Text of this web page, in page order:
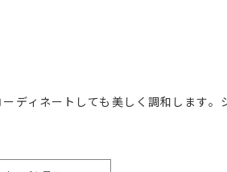
ディネートしても美しく調和します。